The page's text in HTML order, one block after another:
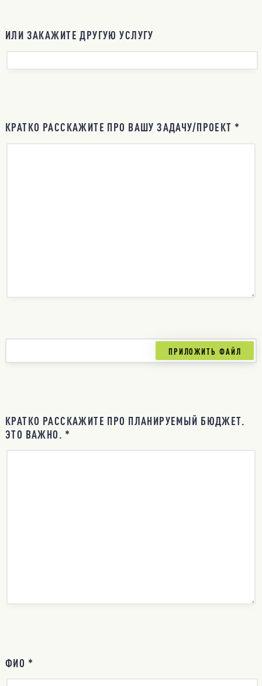
ИЛИ ЗАКАЖИТЕ ДРУГУЮ УСЛУГУ
КРАТКО РАССКАЖИТЕ ПРО ВАШУ ЗАДАЧУ/ПРОЕКТ *
КРАТКО РАССКАЖИТЕ ПРО ПЛАНИРУЕМЫЙ БЮДЖЕТ.
ЭТО ВАЖНО. *
ФИО *